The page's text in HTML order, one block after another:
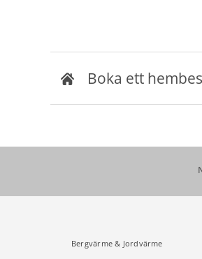
Boka ett
Bergvärme & Jordvärme